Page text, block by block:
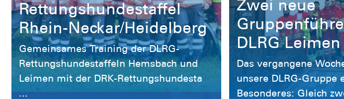
Gemeinsames Training der DLRG-
Rettungshundestaffeln Hemsbach und
Leimen mit der DRK-Rettungshundesta
...
Das vergangene
unsere DLRG-Gruppe
Besonderes: Gleich